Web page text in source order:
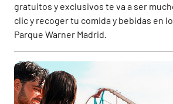
gratuitos y exclusivos te va a ser
clic y recoger tu comida y bebidas en
Parque Warner Madrid.